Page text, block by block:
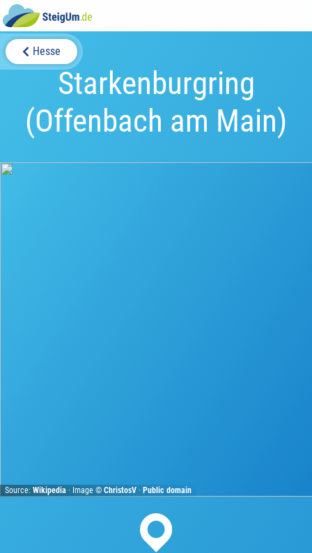
Hesse
Starkenburgring
(Offenbach am Main)
Source:Wikipedia · Image ©ChristosV ·Public domain